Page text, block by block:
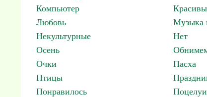
Компьютер
Любовь
Музыка
Некультурные
Нет
Осень
Очки
Пасха
Птицы
Понравилось
Поцелуи